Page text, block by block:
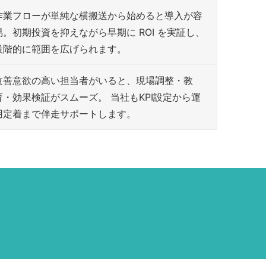
業フローが単純な横搬送から始めると導入が容
。初期投資を抑えながら早期に ROI を実証し、
階的に範囲を広げられます。
善意欲の高い担当者がいると、現場調整・教
・効果検証がスムーズ。 当社もKPI設定から運
定着まで伴走サポートします。